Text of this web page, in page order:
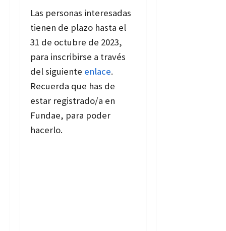
Las personas interesadas
tienen de plazo hasta el
31 de octubre de 2023,
para inscribirse a través
del siguiente enlace.
Recuerda que has de
estar registrado/a en
Fundae, para poder
hacerlo.